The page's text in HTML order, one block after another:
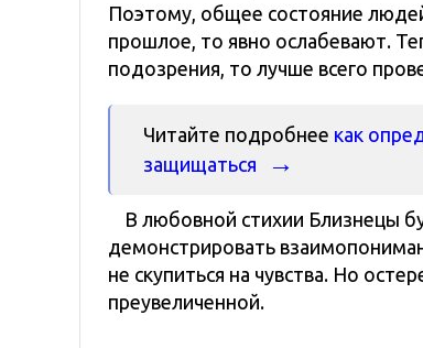
Поэтому, общее состояние
прошлое, то явно ослабевают.
подозрения, то лучше всего
Читайте подробнее как
защищаться
В любовной стихии Близнецы
демонстрировать
не скупиться на чувства. Но
преувеличенной.